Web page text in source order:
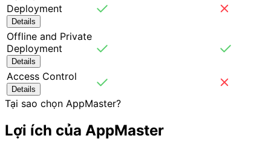
Deployment
Details
Offline and Private
Deployment
Details
Access Control
Details
Tại sao chọn AppMaster?
Lợi ích của AppMaster